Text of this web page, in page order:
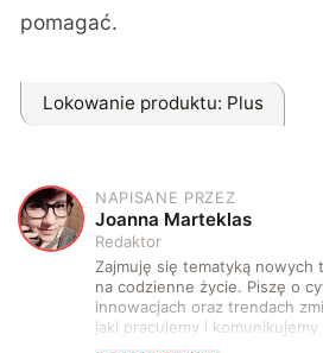
pomagać.
Lokowanie produktu: Plus
J
NAPISANE PRZEZ
Joanna Marteklas
Redaktor
Zajmuję się tematyką nowych
na codzienne życie. Piszę o
innowacjach oraz trendach
jaki pracujemy i komunikujemy
Szczególnie interesuje mnie